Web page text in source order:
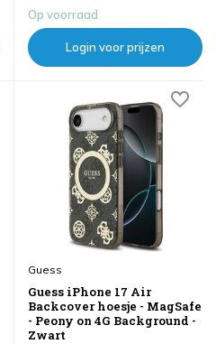
Op voorraad
Login voor prijzen
Guess
Guess iPhone 17 Air
Backcover hoesje - MagSafe
- Peony on 4G Background -
Zwart